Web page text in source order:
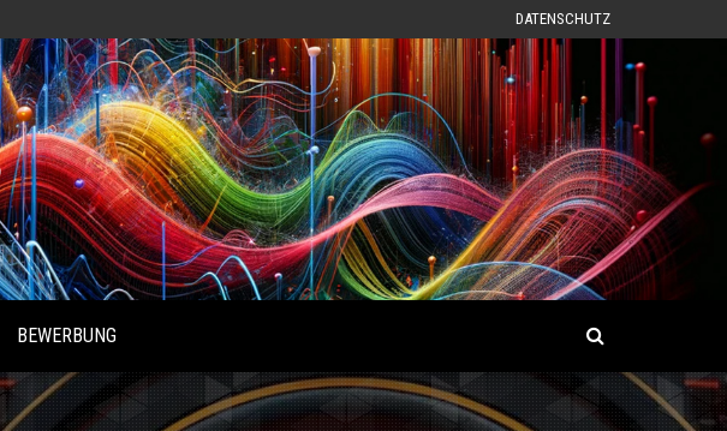
DATENSCHUTZ
BEWERBUNG